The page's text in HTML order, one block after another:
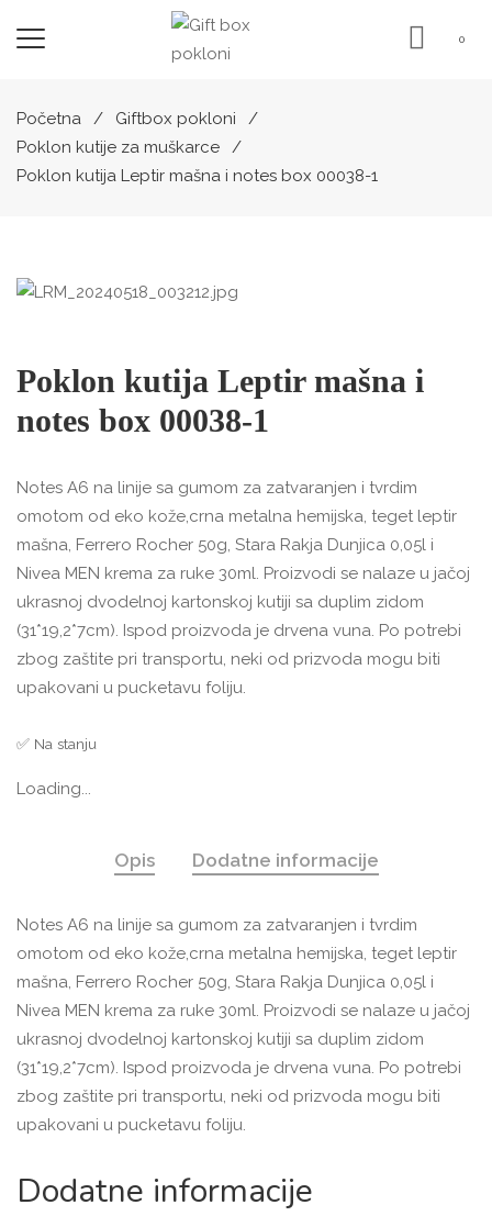
0
Početna
Giftbox pokloni
Poklon kutije za muškarce
Poklon kutija Leptir mašna i notes box 00038-1
Poklon kutija Leptir mašna i
notes box 00038-1
Notes A6 na linije sa gumom za zatvaranjen i tvrdim
omotom od eko kože,crna metalna hemijska, teget leptir
mašna, Ferrero Rocher 50g, Stara Rakja Dunjica 0,05l i
Nivea MEN krema za ruke 30ml. Proizvodi se nalaze u jačoj
ukrasnoj dvodelnoj kartonskoj kutiji sa duplim zidom
(31*19,2*7cm). Ispod proizvoda je drvena vuna. Po potrebi
zbog zaštite pri transportu, neki od prizvoda mogu biti
upakovani u pucketavu foliju.
✅ Na stanju
Loading...
Opis Dodatne informacije
Notes A6 na linije sa gumom za zatvaranjen i tvrdim
omotom od eko kože,crna metalna hemijska, teget leptir
mašna, Ferrero Rocher 50g, Stara Rakja Dunjica 0,05l i
Nivea MEN krema za ruke 30ml. Proizvodi se nalaze u jačoj
ukrasnoj dvodelnoj kartonskoj kutiji sa duplim zidom
(31*19,2*7cm). Ispod proizvoda je drvena vuna. Po potrebi
zbog zaštite pri transportu, neki od prizvoda mogu biti
upakovani u pucketavu foliju.
Dodatne informacije